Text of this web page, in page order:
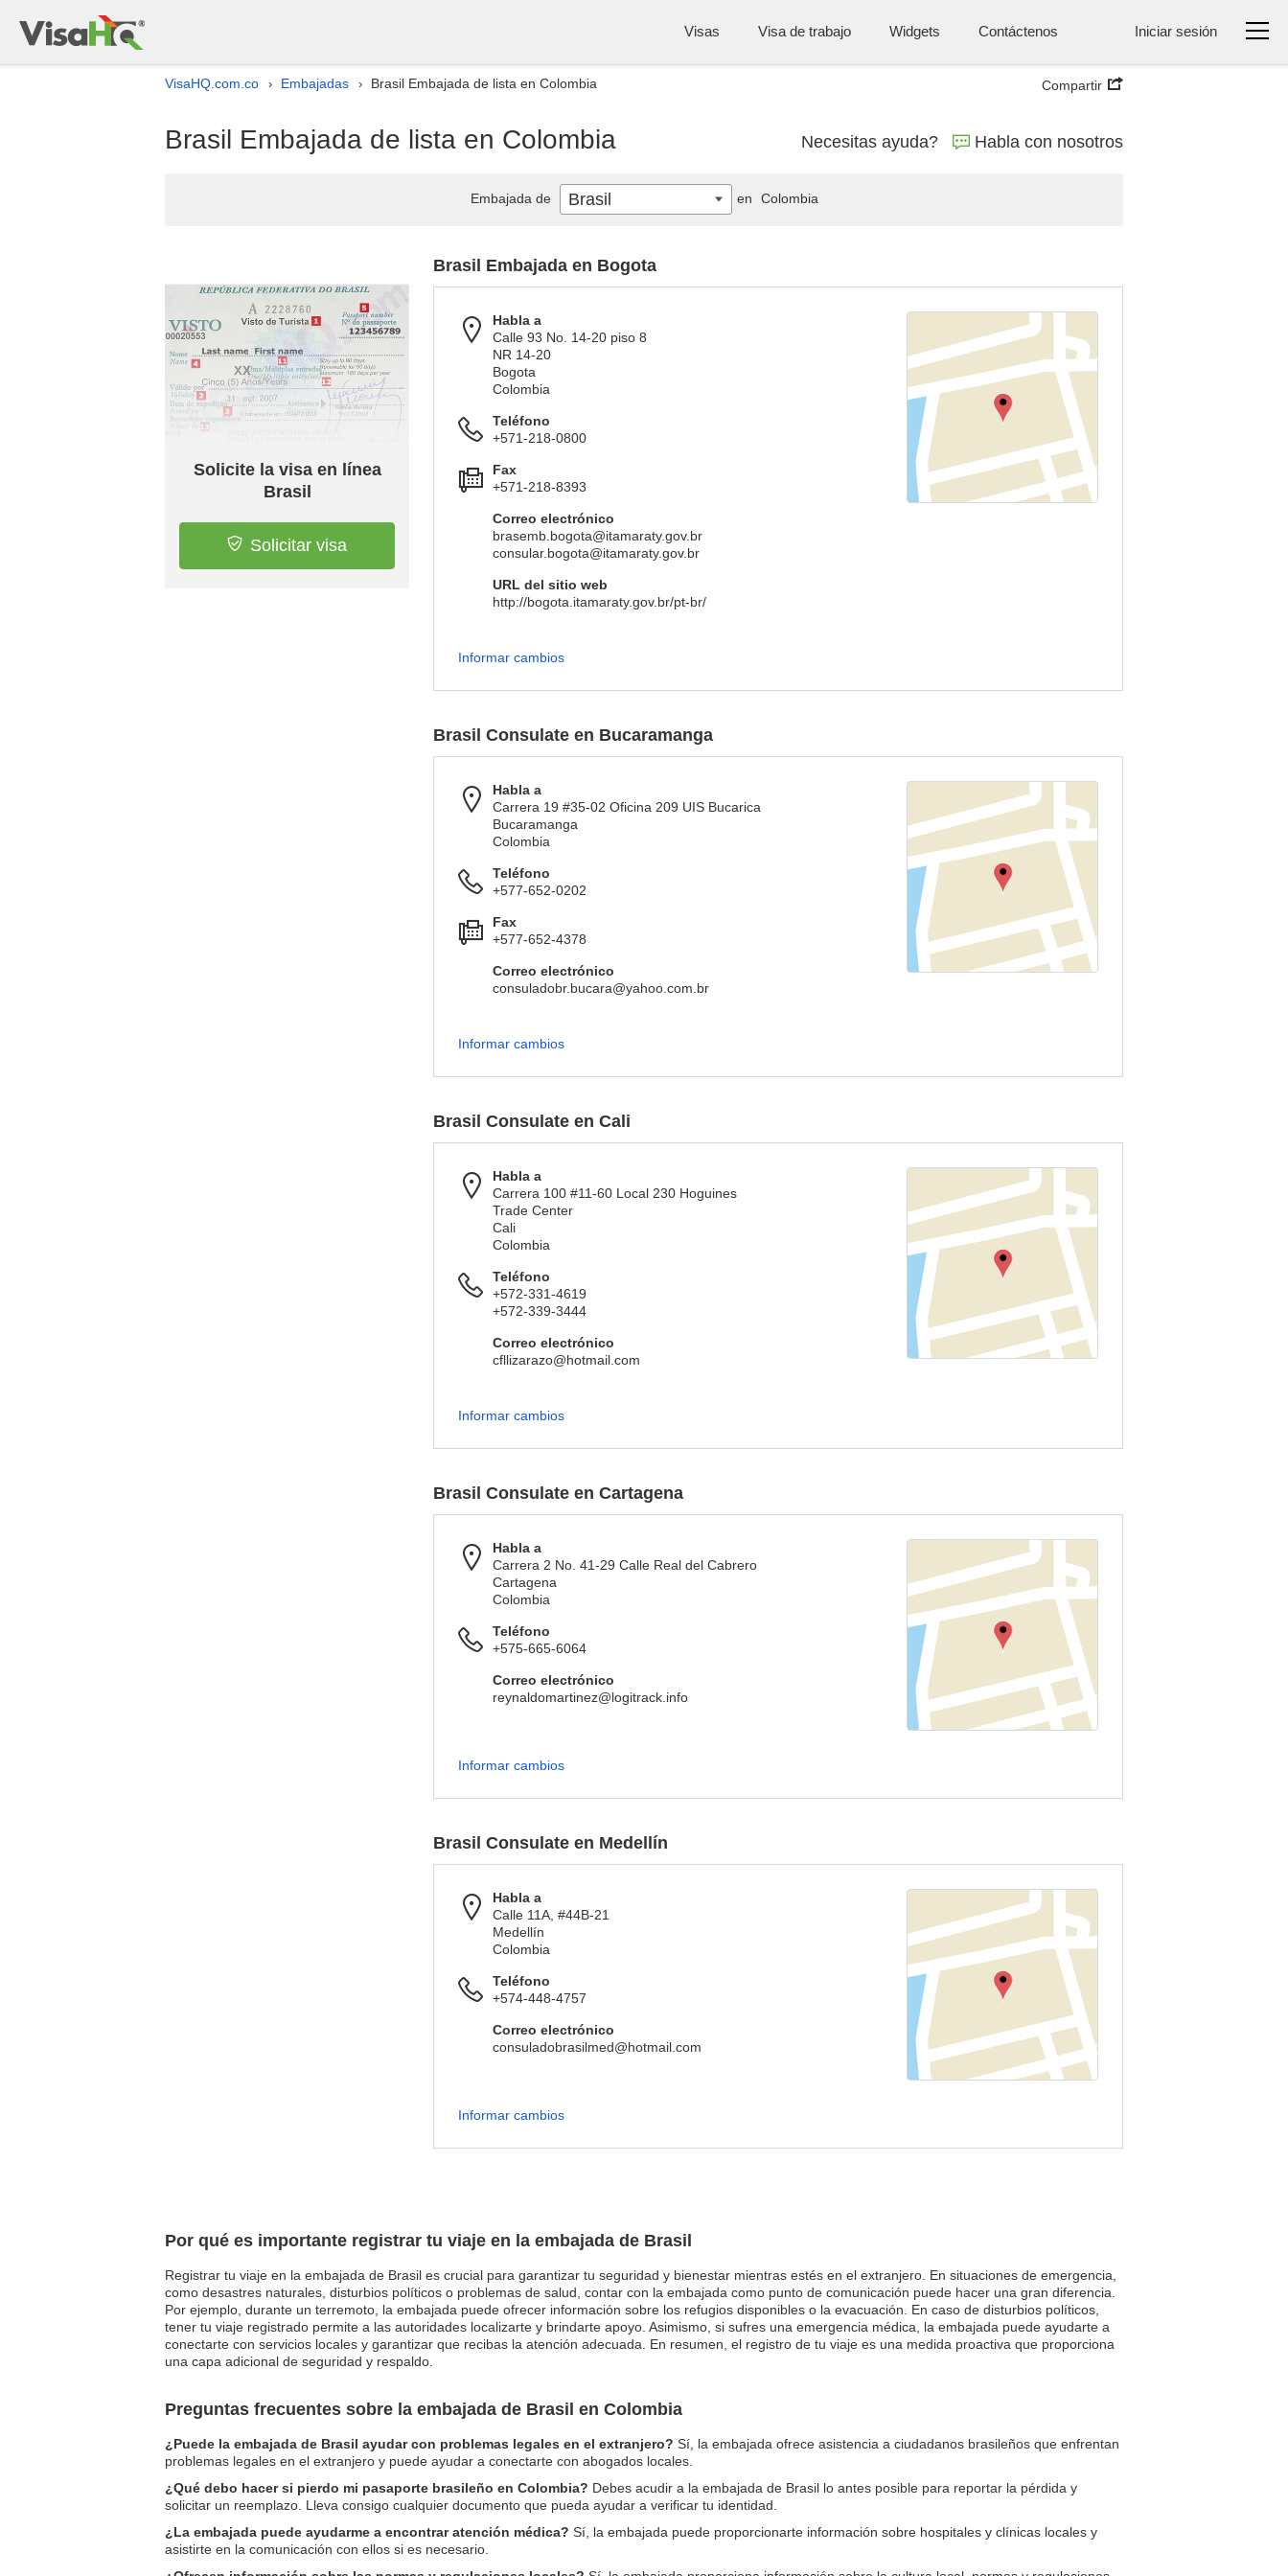
Visas Visa de trabajo Widgets Contáctenos Iniciar sesión
VisaHQ.com.co › Embajadas › Brasil Embajada de lista en Colombia Compartir
Brasil Embajada de lista en Colombia Necesitas ayuda? Habla con nosotros
Por qué es importante registrar tu viaje en la embajada de Brasil
Registrar tu viaje en la embajada de Brasil es crucial para garantizar tu seguridad y bienestar mientras estés en el extranjero. En situaciones de emergencia,
como desastres naturales, disturbios políticos o problemas de salud, contar con la embajada como punto de comunicación puede hacer una gran diferencia.
Por ejemplo, durante un terremoto, la embajada puede ofrecer información sobre los refugios disponibles o la evacuación. En caso de disturbios políticos,
tener tu viaje registrado permite a las autoridades localizarte y brindarte apoyo. Asimismo, si sufres una emergencia médica, la embajada puede ayudarte a
conectarte con servicios locales y garantizar que recibas la atención adecuada. En resumen, el registro de tu viaje es una medida proactiva que proporciona
una capa adicional de seguridad y respaldo.
Preguntas frecuentes sobre la embajada de Brasil en Colombia
¿Puede la embajada de Brasil ayudar con problemas legales en el extranjero? Sí, la embajada ofrece asistencia a ciudadanos brasileños que enfrentan
problemas legales en el extranjero y puede ayudar a conectarte con abogados locales.
¿Qué debo hacer si pierdo mi pasaporte brasileño en Colombia? Debes acudir a la embajada de Brasil lo antes posible para reportar la pérdida y
solicitar un reemplazo. Lleva consigo cualquier documento que pueda ayudar a verificar tu identidad.
¿La embajada puede ayudarme a encontrar atención médica? Sí, la embajada puede proporcionarte información sobre hospitales y clínicas locales y
asistirte en la comunicación con ellos si es necesario.
Solicite la visa en línea
Brasil
Solicitar visa
Brasil Embajada en Bogota
Habla a
Calle 93 No. 14-20 piso 8
NR 14-20
Bogota
Colombia
Teléfono
+571-218-0800
Fax
+571-218-8393
Correo electrónico
brasemb.bogota@itamaraty.gov.br
consular.bogota@itamaraty.gov.br
URL del sitio web
http://bogota.itamaraty.gov.br/pt-br/
Informar cambios
Brasil Consulate en Bucaramanga
Habla a
Carrera 19 #35-02 Oficina 209 UIS Bucarica
Bucaramanga
Colombia
Teléfono
+577-652-0202
Fax
+577-652-4378
Correo electrónico
consuladobr.bucara@yahoo.com.br
Informar cambios
Brasil Consulate en Cali
Habla a
Carrera 100 #11-60 Local 230 Hoguines
Trade Center
Cali
Colombia
Teléfono
+572-331-4619
+572-339-3444
Correo electrónico
cfllizarazo@hotmail.com
Informar cambios
Brasil Consulate en Cartagena
Habla a
Carrera 2 No. 41-29 Calle Real del Cabrero
Cartagena
Colombia
Teléfono
+575-665-6064
Correo electrónico
reynaldomartinez@logitrack.info
Informar cambios
Brasil Consulate en Medellín
Habla a
Calle 11A, #44B-21
Medellín
Colombia
Teléfono
+574-448-4757
Correo electrónico
consuladobrasilmed@hotmail.com
Informar cambios
Embajada de Brasil en Colombia